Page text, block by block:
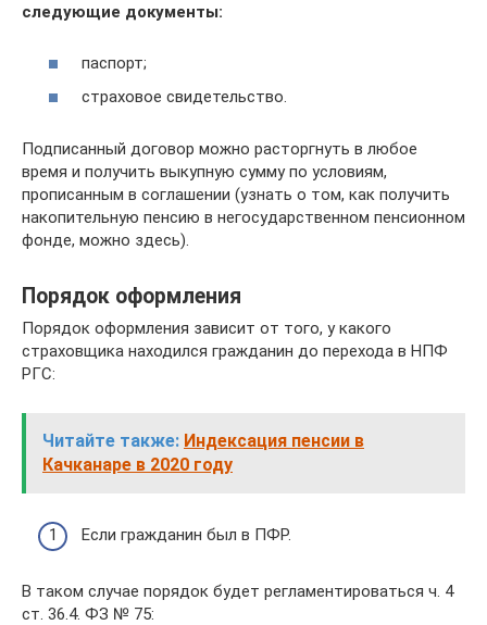
следующие документы:
паспорт;
страховое свидетельство.
Подписанный договор можно расторгнуть в любое
время и получить выкупную сумму по условиям,
прописанным в соглашении (узнать о том, как получить
накопительную пенсию в негосударственном пенсионном
фонде, можно здесь).
Порядок оформления
Порядок оформления зависит от того, у какого
страховщика находился гражданин до перехода в НПФ
РГС:
Читайте также: Индексация пенсии в
Качканаре в 2020 году
Если гражданин был в ПФР.
В таком случае порядок будет регламентироваться ч. 4
ст. 36.4. ФЗ № 75: